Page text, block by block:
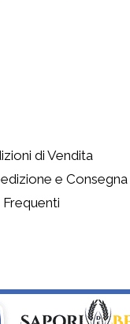
di Vendita
e Consegna